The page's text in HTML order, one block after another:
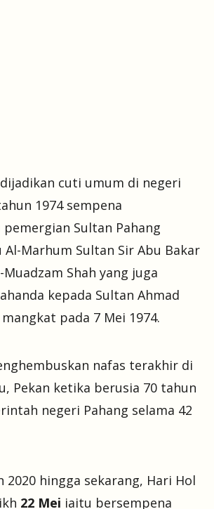
cuti umum di negeri
1974 sempena
Sultan Pahang
Marhum Sultan Sir Abu Bakar
Shah yang juga
kepada Sultan Ahmad
pada 7 Mei 1974.
nafas terakhir di
Pekan ketika berusia 70 tahun
negeri Pahang selama 42
2020 hingga sekarang, Hari Hol
22 Mei iaitu bersempena